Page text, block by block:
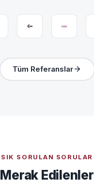
Tüm Referanslar
SIK SORULAN SORULAR
Merak Edilenler